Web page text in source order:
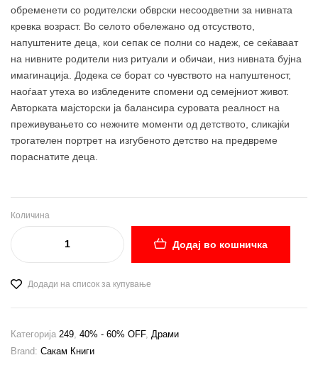
обременети со родителски обврски несоодветни за нивната
кревка возраст. Во селото обележано од отсуството,
напуштените деца, кои сепак се полни со надеж, се сеќаваат
на нивните родители низ ритуали и обичаи, низ нивната бујна
имагинација. Додека се борат со чувството на напуштеност,
наоѓаат утеха во избледените спомени од семејниот живот.
Авторката мајсторски ја балансира суровата реалност на
преживувањето со нежните моменти од детството, сликајќи
трогателен портрет на изгубеното детство на предвреме
пораснатите деца.
Количина
Додај во кошничка
Додади на список за купување
Категорија 249 40% - 60% OFF, Драми
Brand: Сакам Книги